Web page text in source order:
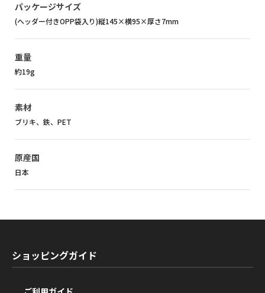
パッケージサイズ
(ヘッダー付きOPP袋入り)縦145×横95×厚さ7mm
重量
約19g
素材
ブリキ、鉄、PET
原産国
日本
ショッピングガイド